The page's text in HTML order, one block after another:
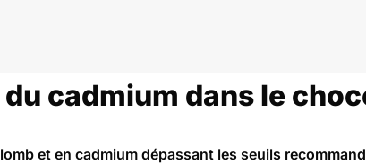
cadmium dans le
et en cadmium dépassant les seuils